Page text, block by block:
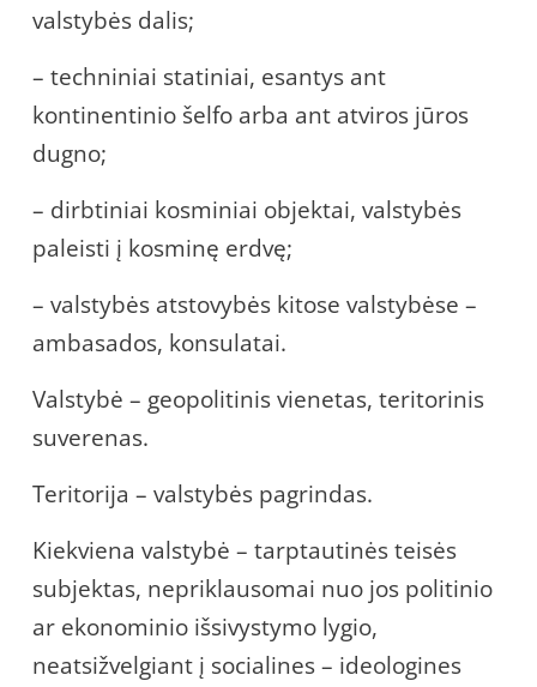
valstybės dalis;
– techniniai statiniai, esantys ant
kontinentinio šelfo arba ant atviros jūros
dugno;
– dirbtiniai kosminiai objektai, valstybės
paleisti į kosminę erdvę;
– valstybės atstovybės kitose valstybėse –
ambasados, konsulatai.
Valstybė – geopolitinis vienetas, teritorinis
suverenas.
Teritorija – valstybės pagrindas.
Kiekviena valstybė – tarptautinės teisės
subjektas, nepriklausomai nuo jos politinio
ar ekonominio išsivystymo lygio,
neatsižvelgiant į socialines – ideologines